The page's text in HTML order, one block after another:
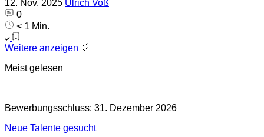
12. Nov. 2025 Ulrich Voß
0
< 1 Min.
Weitere anzeigen
Meist gelesen
Bewerbungsschluss: 31. Dezember 2026
Neue Talente gesucht